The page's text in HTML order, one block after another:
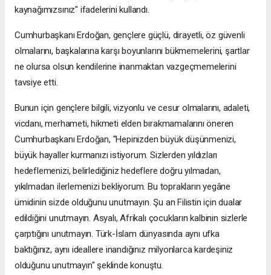
kaynağımızsınız" ifadelerini kullandı.
Cumhurbaşkanı Erdoğan, gençlere güçlü, dirayetli, öz güvenli
olmalarını, başkalarına karşı boyunlarını bükmemelerini, şartlar
ne olursa olsun kendilerine inanmaktan vazgeçmemelerini
tavsiye etti.
Bunun için gençlere bilgili, vizyonlu ve cesur olmalarını, adaleti,
vicdanı, merhameti, hikmeti elden bırakmamalarını öneren
Cumhurbaşkanı Erdoğan, "Hepinizden büyük düşünmenizi,
büyük hayaller kurmanızı istiyorum. Sizlerden yıldızları
hedeflemenizi, belirlediğiniz hedeflere doğru yılmadan,
yıkılmadan ilerlemenizi bekliyorum. Bu toprakların yegâne
ümidinin sizde olduğunu unutmayın. Şu an Filistin için dualar
edildiğini unutmayın. Asyalı, Afrikalı çocukların kalbinin sizlerle
çarptığını unutmayın. Türk-İslam dünyasında aynı ufka
baktığınız, aynı ideallere inandığınız milyonlarca kardeşiniz
olduğunu unutmayın" şeklinde konuştu.